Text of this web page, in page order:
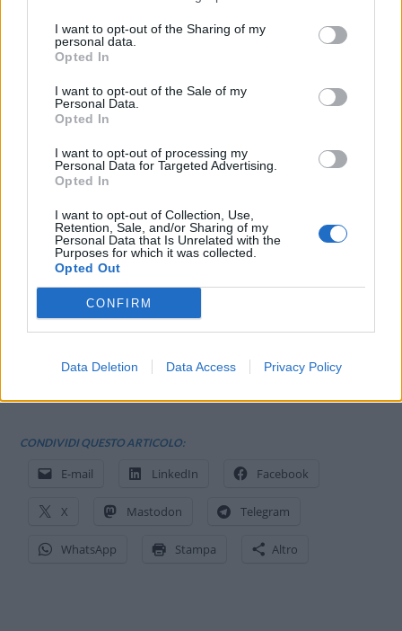
I want to opt-out of the Sharing of my
personal data.
Opted In
I want to opt-out of the Sale of my
Personal Data.
Opted In
I want to opt-out of processing my
Personal Data for Targeted Advertising.
Opted In
I want to opt-out of Collection, Use,
Retention, Sale, and/or Sharing of my
Personal Data that Is Unrelated with the
Purposes for which it was collected.
Opted Out
CONFIRM
Data Deletion Data Access Privacy Policy
IL CONTESTO
Il Parlamento europeo e la sua commissione per il mercato
interno e la protezione dei consumatori insistono da anni su un
caricabatterie universale, chiedendo continuamente alla
iniziativa, risoluzioni e domande rivolte ai commissari.
Nel 2014, il Parlamento ha fortemente sostenuto un
caricabatteria comune per tutti i cellulari durante le negoziazioni
della direttiva Radio Equipment (RED).
Da allora, diverse altre iniziative parlamentari hanno
gennaio 2020chiamava la Commissione a introdurre
CONDIVIDI QUESTO ARTICOLO:
E-mail LinkedIn Facebook
X Mastodon Telegram
WhatsApp Stampa Altro